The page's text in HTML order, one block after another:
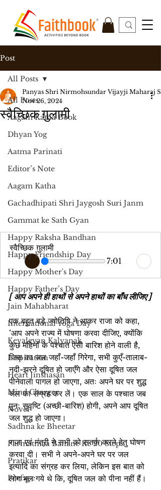
Post
All Posts
Aagam Katha Book
Dhyan Yog
Aatma Parinati
Editor’s Note
Aagam Katha
Gachadhipati Shri Jaygosh Suri Janm
Gammat ke Sath Gyan
Happy Raksha Bandhan
Happy Friendship Day
Happy Mother's Day
Happy Father’s Day
Jain Mahabharat
International Yoga Day
Kevalgyan Kalyanak
Inspiration
Heart Jinshasan
Mind Charger
Novel
Sadhna ke Bheetar
Parmatmaa Banane Ke 20 Steps
Pratikar
Preface
All Posts
स्वैच्छिक ग़ुलामी
Panyas Shri Nirmohsundar Vijayji Maharaj
Nov 26, 2024
स्वैच्छिक ग़ुलामी
7:01
[ आप अपने ही हाथों से अपने हाथों का बाँध लीजिए ]
एक बहुत बड़े ज्योतिषि ने आकर राजा को कहा,
‘आप अपने राज्य में घोषणा करवा दीजिए, क्योंकि
कुछ महिनों के पश्चात ऐसी बारिश होने वाली है,
जिस का जल जहाँ-जहाँ गिरेगा, सभी कुएँ-तालाब-
नदी-झरने दूषित हो जाएँगे और ऐसा दूषित जल
पीनेवाला पागल हो जाएगा, अतः अपने घर पर शुद्ध
जल का संग्रह कर लें। एक साल के पश्चात जब
पुनः सुवृष्टि (अच्छी-बारिश) होगी, अपने आप दूषित
जल शुद्ध हो जाएगा।
राजा एवं मंत्री ने सभी को सतर्क करने हेतु घोषण
करवा दी। सभी ने अपने-अपने घर पर जल
इत्यादि का संग्रह कर लिया, लेकिन इस बात को
लोग भूल गये थे कि, दूषित जल को पीना नहीं हैं।